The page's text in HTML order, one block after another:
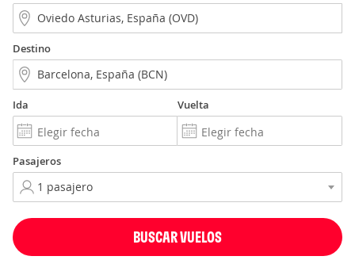
Destino
Ida Vuelta
Pasajeros
BUSCAR VUELOS